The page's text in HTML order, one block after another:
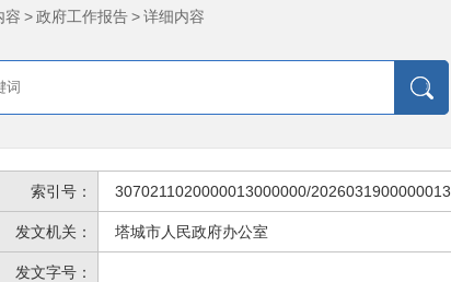
容 >政府工作报告>详细内容
索引号： 3070211020000013000000/2026031900000013
发文机关： 塔城市人民政府办公室
发文字号：